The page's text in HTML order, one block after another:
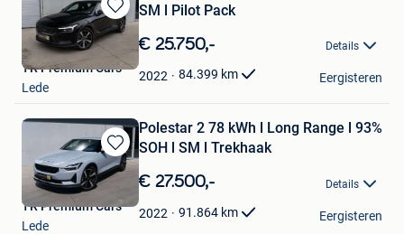
Bewaren
in
Mijn
Favorieten
SM l Pilot Pack
€ 25.750,- Details
2022 84.399 km
TR Premium Cars
Lede
Eergisteren
Bewaren
in
Mijn
Favorieten
Polestar 2 78 kWh l Long Range l 93%
SOH l SM l Trekhaak
€ 27.500,- Details
2022 91.864 km
TR Premium Cars
Lede
Eergisteren